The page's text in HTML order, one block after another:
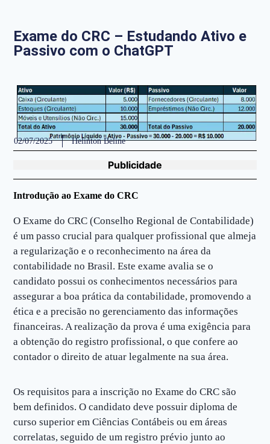
Exame do CRC – Estudando Ativo e
Passivo com o ChatGPT
02/07/2025 Helinton Beline
Publicidade
Introdução ao Exame do CRC
O Exame do CRC (Conselho Regional de Contabilidade)
é um passo crucial para qualquer profissional que almeja
a regularização e o reconhecimento na área da
contabilidade no Brasil. Este exame avalia se o
candidato possui os conhecimentos necessários para
assegurar a boa prática da contabilidade, promovendo a
ética e a precisão no gerenciamento das informações
financeiras. A realização da prova é uma exigência para
a obtenção do registro profissional, o que confere ao
contador o direito de atuar legalmente na sua área.
Os requisitos para a inscrição no Exame do CRC são
bem definidos. O candidato deve possuir diploma de
curso superior em Ciências Contábeis ou em áreas
correlatas, seguido de um registro prévio junto ao